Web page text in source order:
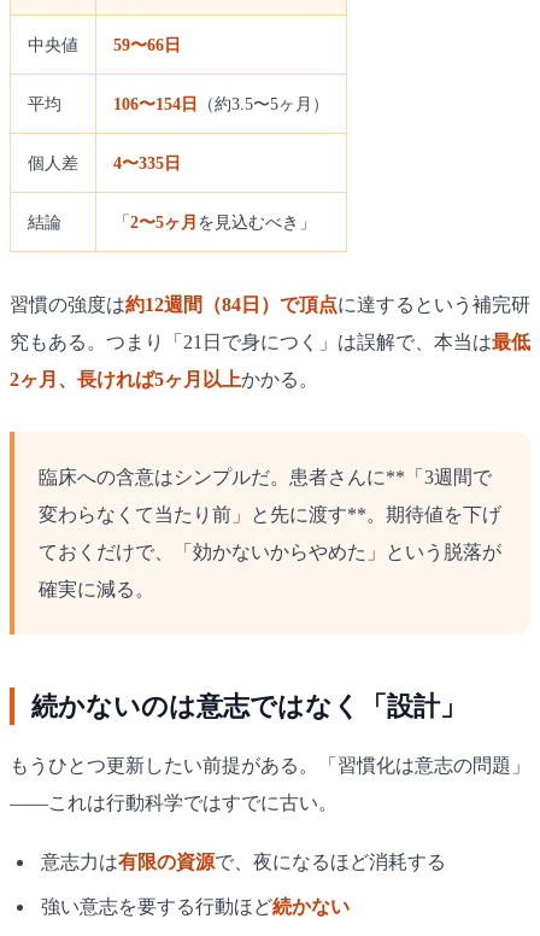
中央値 59〜66日
平均 106〜154日 （約3.5〜5ヶ月）
個人差 4〜335日
結論 「2〜5ヶ月を見込むべき」
習慣の強度は約12週間（84日）で頂点に達するという補完研
究もある。つまり「21日で身につく」は誤解で、本当は最低
2ヶ月、長ければ5ヶ月以上かかる。
臨床への含意はシンプルだ。患者さんに**「3週間で
変わらなくて当たり前」と先に渡す**。期待値を下げ
ておくだけで、「効かないからやめた」という脱落が
確実に減る。
続かないのは意志ではなく「設計」
もうひとつ更新したい前提がある。「習慣化は意志の問題」
——これは行動科学ではすでに古い。
意志力は有限の資源で、夜になるほど消耗する
強い意志を要する行動ほど続かない